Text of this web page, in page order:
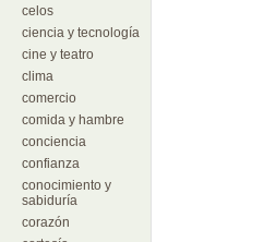
celos
ciencia y tecnología
cine y teatro
clima
comercio
comida y hambre
conciencia
confianza
conocimiento y
sabiduría
corazón